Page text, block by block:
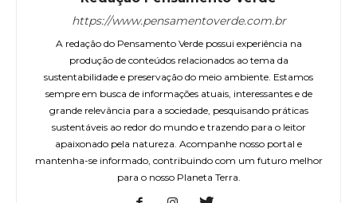
https://www.pensamentoverde.com.br
A redação do Pensamento Verde possui experiência na
produção de conteúdos relacionados ao tema da
sustentabilidade e preservação do meio ambiente. Estamos
sempre em busca de informações atuais, interessantes e de
grande relevância para a sociedade, pesquisando práticas
sustentáveis ao redor do mundo e trazendo para o leitor
apaixonado pela natureza. Acompanhe nosso portal e
mantenha-se informado, contribuindo com um futuro melhor
para o nosso Planeta Terra.